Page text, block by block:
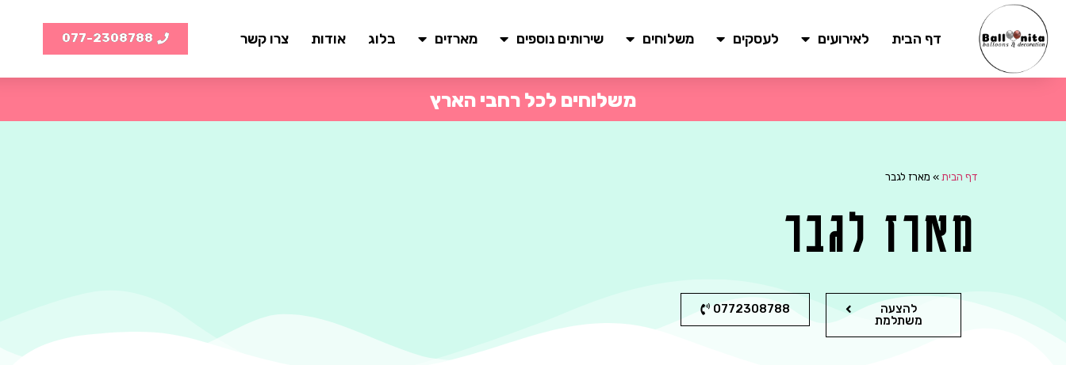
דף הבית לאירועים לעסקים משלוחים שירותים נוספים מארזים בלוג אודות צרו קשר 077-2308788
משלוחים לכל רחבי הארץ
דף הבית » מארז לגבר
מארז לגבר
להצעה
משתלמת
0772308788